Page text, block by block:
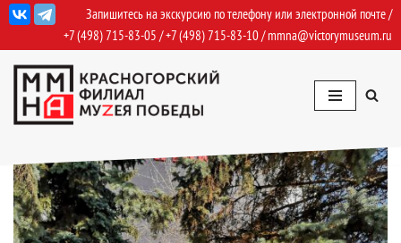
Перейти
к
содержимому
Запишитесь на экскурсию по телефону или электронной почте /
+7 (498) 715-83-05 /+7 (498) 715-83-10/mmna@victorymuseum.ru